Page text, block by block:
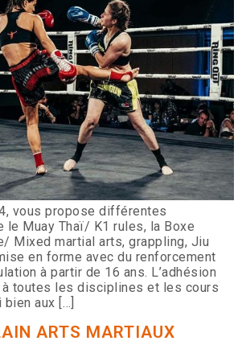
vous propose différentes
Muay Thaï/ K1 rules, la Boxe
Mixed martial arts, grappling, Jiu
en forme avec du renforcement
à partir de 16 ans. L’adhésion
toutes les disciplines et les cours
aux […]
ARTS MARTIAUX